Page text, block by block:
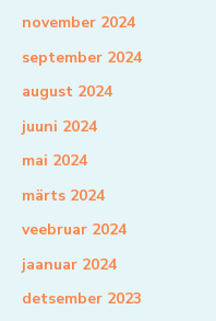
november 2024
september 2024
august 2024
juuni 2024
mai 2024
märts 2024
veebruar 2024
jaanuar 2024
detsember 2023